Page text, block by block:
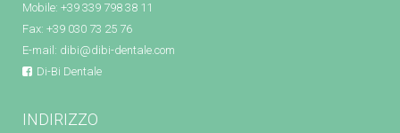
Mobile: +39 339 798 38 11
Fax: +39 030 73 25 76
E-mail: dibi@dibi-dentale.com
Di-Bi Dentale
INDIRIZZO